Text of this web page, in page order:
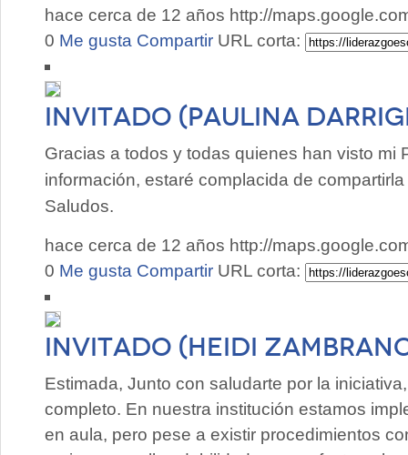
hace cerca de 12 años http://
0 Me gusta Compartir URL corta:
Invitado (Paulina
Gracias a todos y todas quienes han visto mi
información, estaré complacida de
Saludos.
hace cerca de 12 años http://
0 Me gusta Compartir URL corta:
Invitado (HEIDI
Estimada, Junto con saludarte por la
completo. En nuestra institución estamos
en aula, pero pese a existir procedimientos